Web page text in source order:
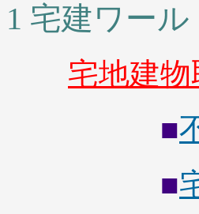
1 宅建ワー
宅地建
■
■